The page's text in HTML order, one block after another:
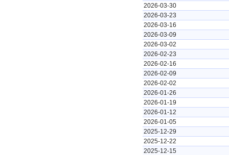
2026-03-30
2026-03-23
2026-03-16
2026-03-09
2026-03-02
2026-02-23
2026-02-16
2026-02-09
2026-02-02
2026-01-26
2026-01-19
2026-01-12
2026-01-05
2025-12-29
2025-12-22
2025-12-15